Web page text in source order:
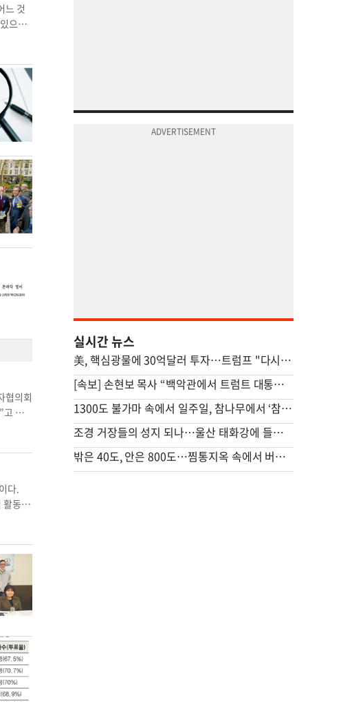
느 것
으므
전에
“경영
면에
리는
우리말
협의회
고 발
다.
활동으
신
교, 인
가
가
출해
미국
하기
의사독
실시간 뉴스
美, 핵심광물에 30억달러 투자…트럼프 "다시는 中 의존 않도록"
[속보] 손현보 목사 “백악관에서 트럼트 대통령 접견”
1300도 불가마 속에서 일주일, 참나무에서 ‘참숯’으로[스튜디오486]
조경 거장들의 성지 되나…울산 태화강에 들어서는 역대급 신작
밖은 40도, 안은 800도…찜통지옥 속에서 버티는 사람들